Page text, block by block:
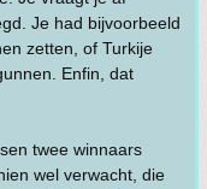
Je had bijvoorbeeld
zetten, of Turkije
Enfin, dat
twee winnaars
wel verwacht, die